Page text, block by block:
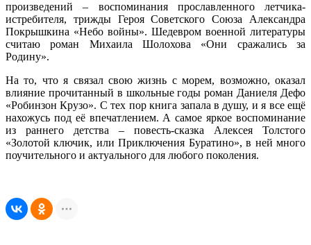
произведений – воспоминания прославленного летчика-
истребителя, трижды Героя Советского Союза Александра
Покрышкина «Небо войны». Шедевром военной литературы
считаю роман Михаила Шолохова «Они сражались за
Родину».
На то, что я связал свою жизнь с морем, возможно, оказал
влияние прочитанный в школьные годы роман Даниеля Дефо
«Робинзон Крузо». С тех пор книга запала в душу, и я все ещё
нахожусь под её впечатлением. А самое яркое воспоминание
из раннего детства – повесть-сказка Алексея Толстого
«Золотой ключик, или Приключения Буратино», в ней много
поучительного и актуального для любого поколения.